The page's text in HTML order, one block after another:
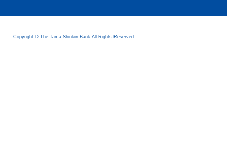
Copyright © The Tama Shinkin Bank All Rights Reserved.